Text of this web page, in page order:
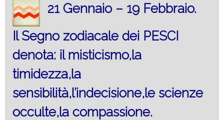
21 Gennaio – 19 Febbraio.
Il Segno zodiacale dei PESCI
denota: il misticismo,la
timidezza,la
sensibilità,l’indecisione,le scienze
occulte,la compassione.